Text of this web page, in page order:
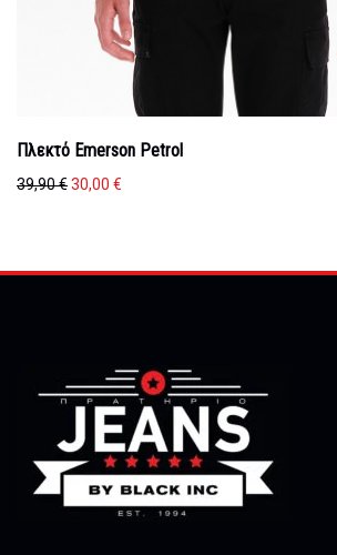
Πλεκτό Emerson Petrol
39,90€Original
30,00 €
30,00 €.